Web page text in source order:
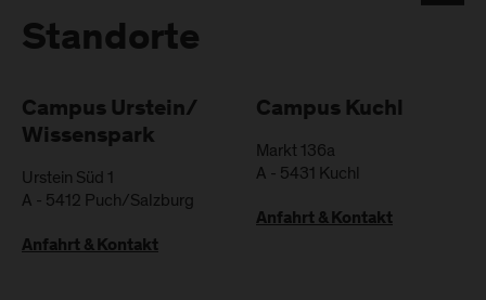
Standorte
Campus Urstein/
Wissenspark
Urstein Süd 1
A - 5412 Puch/Salzburg
Anfahrt & Kontakt
Campus Kuchl
Markt 136a
A - 5431 Kuchl
Anfahrt & Kontakt